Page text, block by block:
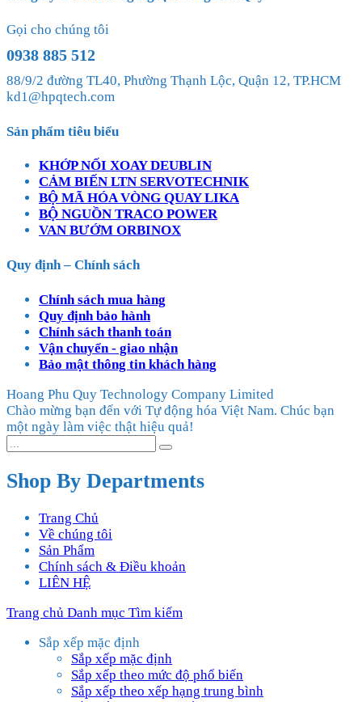
Gọi cho chúng tôi
0938 885 512
88/9/2 đường TL40, Phường Thạnh Lộc, Quận 12, TP.HCM
kd1@hpqtech.com
Sản phẩm tiêu biểu
KHỚP NỐI XOAY DEUBLIN
CẢM BIẾN LTN SERVOTECHNIK
BỘ MÃ HÓA VÒNG QUAY LIKA
BỘ NGUỒN TRACO POWER
VAN BƯỚM ORBINOX
Quy định – Chính sách
Chính sách mua hàng
Quy định bảo hành
Chính sách thanh toán
Vận chuyển - giao nhận
Bảo mật thông tin khách hàng
Hoang Phu Quy Technology Company Limited
Chào mừng bạn đến với Tự động hóa Việt Nam. Chúc bạn
một ngày làm việc thật hiệu quả!
Shop By Departments
Trang Chủ
Về chúng tôi
Sản Phẩm
Chính sách & Điều khoản
LIÊN HỆ
Trang chủ Danh mục Tìm kiếm
Sắp xếp mặc định
Sắp xếp mặc định
Sắp xếp theo mức độ phổ biến
Sắp xếp theo xếp hạng trung bình